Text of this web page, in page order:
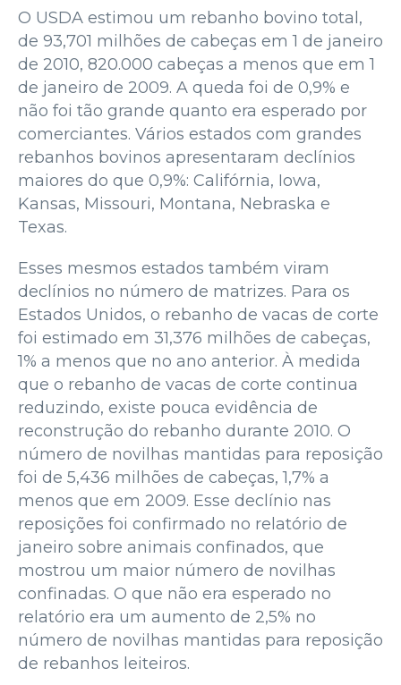
O USDA estimou um rebanho bovino total,
de 93,701 milhões de cabeças em 1 de janeiro
de 2010, 820.000 cabeças a menos que em 1
de janeiro de 2009. A queda foi de 0,9% e
não foi tão grande quanto era esperado por
comerciantes. Vários estados com grandes
rebanhos bovinos apresentaram declínios
maiores do que 0,9%: Califórnia, Iowa,
Kansas, Missouri, Montana, Nebraska e
Texas.
Esses mesmos estados também viram
declínios no número de matrizes. Para os
Estados Unidos, o rebanho de vacas de corte
foi estimado em 31,376 milhões de cabeças,
1% a menos que no ano anterior. À medida
que o rebanho de vacas de corte continua
reduzindo, existe pouca evidência de
reconstrução do rebanho durante 2010. O
número de novilhas mantidas para reposição
foi de 5,436 milhões de cabeças, 1,7% a
menos que em 2009. Esse declínio nas
reposições foi confirmado no relatório de
janeiro sobre animais confinados, que
mostrou um maior número de novilhas
confinadas. O que não era esperado no
relatório era um aumento de 2,5% no
número de novilhas mantidas para reposição
de rebanhos leiteiros.